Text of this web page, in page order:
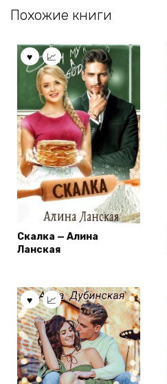
Похожие книги
Скалка — Алина
Ланская